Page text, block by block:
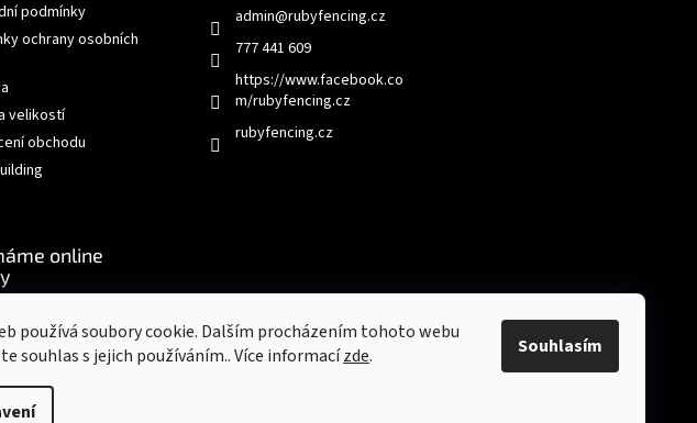
používá soubory cookie. Dalším procházením tohoto webu
souhlas s jejich používáním.. Více informacízde. Souhlasím
podmínky
ochrany osobních
velikostí
obchodu
admin@rubyfencing.cz
777 441 609
https://www.facebook.co
m/rubyfencing.cz
rubyfencing.cz
online